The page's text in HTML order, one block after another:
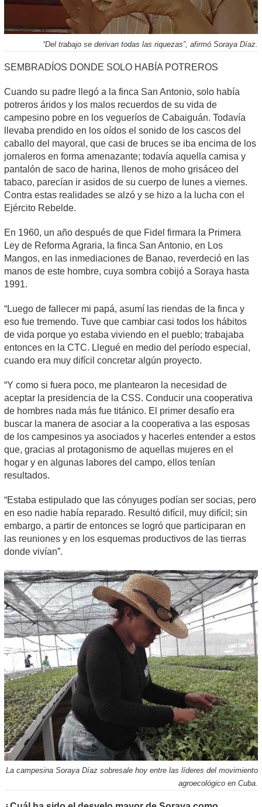
“Del trabajo se derivan todas las riquezas”, afirmó Soraya Díaz.
SEMBRADÍOS DONDE SOLO HABÍA POTREROS
Cuando su padre llegó a la finca San Antonio, solo había
potreros áridos y los malos recuerdos de su vida de
campesino pobre en los vegueríos de Cabaiguán. Todavía
llevaba prendido en los oídos el sonido de los cascos del
caballo del mayoral, que casi de bruces se iba encima de los
jornaleros en forma amenazante; todavía aquella camisa y
pantalón de saco de harina, llenos de moho grisáceo del
tabaco, parecían ir asidos de su cuerpo de lunes a viernes.
Contra estas realidades se alzó y se hizo a la lucha con el
Ejército Rebelde.
En 1960, un año después de que Fidel firmara la Primera
Ley de Reforma Agraria, la finca San Antonio, en Los
Mangos, en las inmediaciones de Banao, reverdeció en las
manos de este hombre, cuya sombra cobijó a Soraya hasta
1991.
“Luego de fallecer mi papá, asumí las riendas de la finca y
eso fue tremendo. Tuve que cambiar casi todos los hábitos
de vida porque yo estaba viviendo en el pueblo; trabajaba
entonces en la CTC. Llegué en medio del período especial,
cuando era muy difícil concretar algún proyecto.
“Y como si fuera poco, me plantearon la necesidad de
aceptar la presidencia de la CSS. Conducir una cooperativa
de hombres nada más fue titánico. El primer desafío era
buscar la manera de asociar a la cooperativa a las esposas
de los campesinos ya asociados y hacerles entender a estos
que, gracias al protagonismo de aquellas mujeres en el
hogar y en algunas labores del campo, ellos tenían
resultados.
“Estaba estipulado que las cónyuges podían ser socias, pero
en eso nadie había reparado. Resultó difícil, muy difícil; sin
embargo, a partir de entonces se logró que participaran en
las reuniones y en los esquemas productivos de las tierras
donde vivían”.
La campesina Soraya Díaz sobresale hoy entre las líderes del movimiento
agroecológico en Cuba.